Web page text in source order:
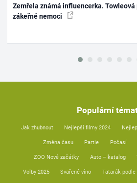
Zemřela známá influencerka. Towleová
zákeřné nemoci
Populární
Jak zhubnout Nejlepší filmy 2024
Změna času Partie Počasí
ZOO Nové začátky Auto – katalog
Volby 2025 Svařené víno Tatarák